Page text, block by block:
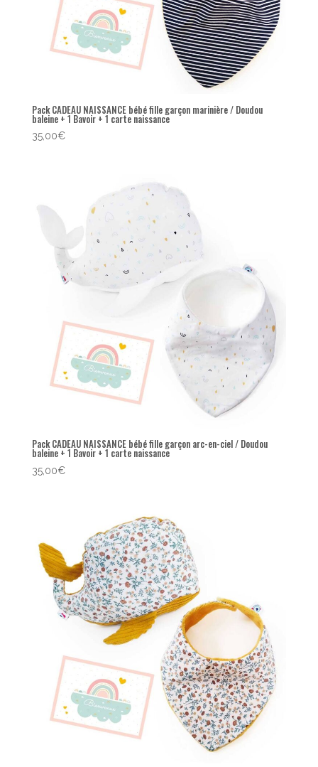
Pack CADEAU NAISSANCE bébé fille garçon marinière / Doudou
baleine + 1 Bavoir + 1 carte naissance
35,00€
Pack CADEAU NAISSANCE bébé fille garçon arc-en-ciel / Doudou
baleine + 1 Bavoir + 1 carte naissance
35,00€